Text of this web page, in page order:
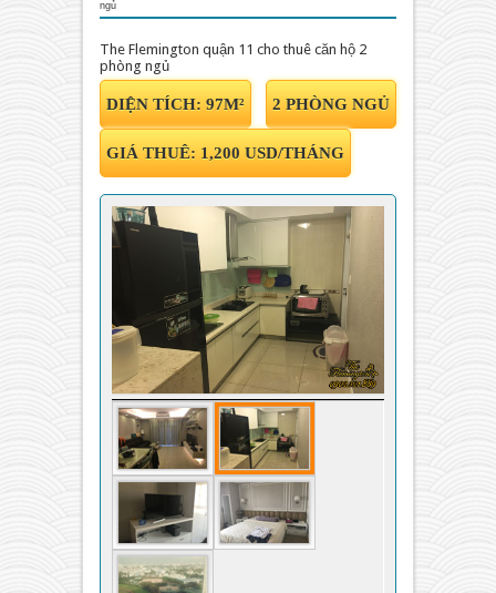
ngủ
The Flemington quận 11 cho thuê căn hộ 2
phòng ngủ
DIỆN TÍCH: 97M² 2 PHÒNG NGỦ
GIÁ THUÊ: 1,200 USD/THÁNG